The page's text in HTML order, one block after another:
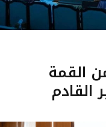
القمة
القادم